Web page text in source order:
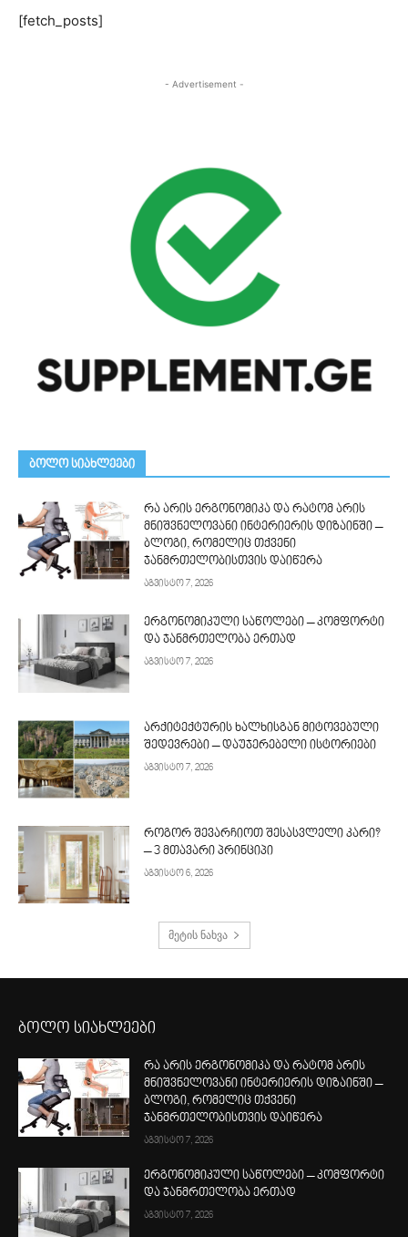
[fetch_posts]
- Advertisement -
ᲑᲝᲚᲝ ᲡᲘᲐᲮᲚᲔᲔᲑᲘ
რა არის ერგონომიკა და რატომ არის
მნიშვნელოვანი ინტერიერის დიზაინში –
ბლოგი, რომელიც თქვენი
ჯანმრთელობისთვის დაიწერა
აგვისტო 7, 2026
ერგონომიკული საწოლები – კომფორტი
და ჯანმრთელობა ერთად
აგვისტო 7, 2026
არქიტექტურის ხალხისგან მიტოვებული
შედევრები – დაუჯერებელი ისტორიები
აგვისტო 7, 2026
როგორ შევარჩიოთ შესასვლელი კარი?
– 3 მთავარი პრინციპი
აგვისტო 6, 2026
მეტის ნახვა
ბოლო სიახლეები
რა არის ერგონომიკა და რატომ არის
მნიშვნელოვანი ინტერიერის დიზაინში –
ბლოგი, რომელიც თქვენი
ჯანმრთელობისთვის დაიწერა
აგვისტო 7, 2026
ერგონომიკული საწოლები – კომფორტი
და ჯანმრთელობა ერთად
აგვისტო 7, 2026